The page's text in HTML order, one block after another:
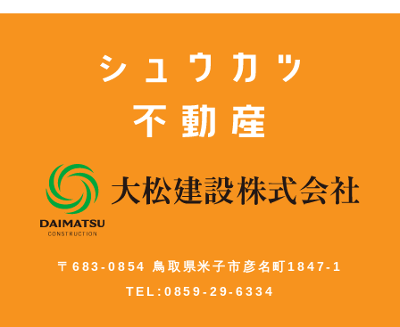
〒683-0854 鳥取県米子市彦名町1847-1
TEL:0859-29-6334